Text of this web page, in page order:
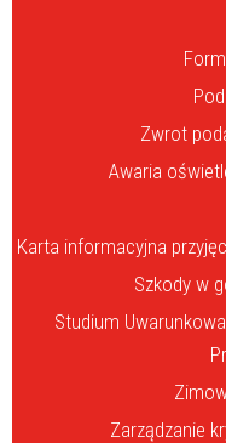
Zwrot
Awaria
Karta informacyjna
Szkody w
Studium
Zarządzanie